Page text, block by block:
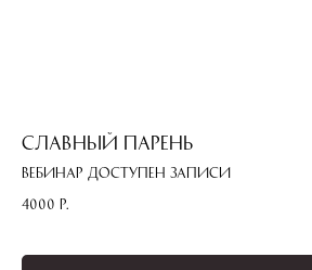
Славный парень
Вебинар доступен записи
4000 р.